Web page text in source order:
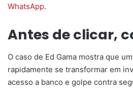
WhatsApp.
Antes de clicar,
O caso de Ed Gama mostra que
rapidamente se transformar em
acesso a banco e golpe contra